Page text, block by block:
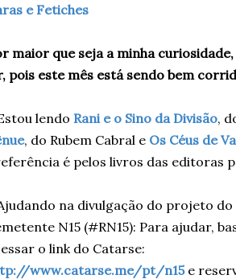
e Fetiches
maior que seja a minha
pois este mês está sendo bem
lendo Rani e o Sino da Divisão,
, do Rubem Cabral e Os Céus de
é pelos livros das editoras
na divulgação do projeto
N15 (#RN15): Para ajudar,
o link do Catarse:
www.catarse.me/pt/n15e